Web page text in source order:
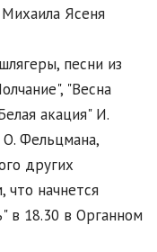
Ясеня
песни из
"Весна
акация" И.
О. Фельцмана,
других
что начнется
в 18.30 в Органном